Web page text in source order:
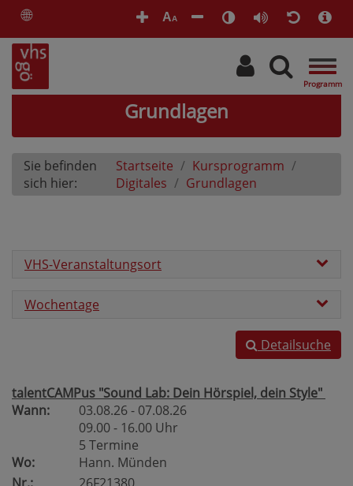
🌐 AA
Grundlagen
Sie befinden
sich hier:
Startseite
Kursprogramm
Digitales
Grundlagen
VHS-Veranstaltungsort
Wochentage
Detailsuche
talentCAMPus "Sound Lab: Dein Hörspiel, dein Style"
Wann:
03.08.26 - 07.08.26
09.00 - 16.00 Uhr
5 Termine
Wo:
Hann. Münden